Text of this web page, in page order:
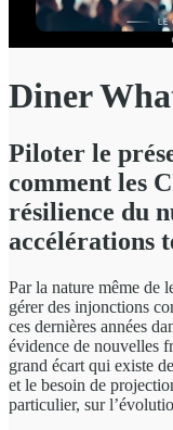
Diner
Piloter le
comment les
résilience du
accélérations
Par la nature même de
gérer des injonctions
ces dernières années
évidence de nouvelles
grand écart qui existe
et le besoin de
particulier, sur